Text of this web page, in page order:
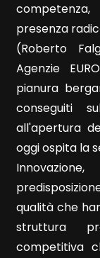
presenza
(Roberto
Agenzie
pianura
conseguiti
all'apertura
oggi ospita la
qualità che
struttura
competitiva
1
2
3